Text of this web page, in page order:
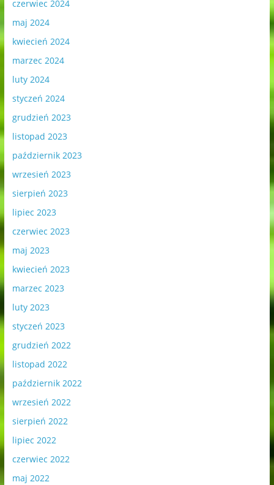
czerwiec 2024
maj 2024
kwiecień 2024
marzec 2024
luty 2024
styczeń 2024
grudzień 2023
listopad 2023
październik 2023
wrzesień 2023
sierpień 2023
lipiec 2023
czerwiec 2023
maj 2023
kwiecień 2023
marzec 2023
luty 2023
styczeń 2023
grudzień 2022
listopad 2022
październik 2022
wrzesień 2022
sierpień 2022
lipiec 2022
czerwiec 2022
maj 2022